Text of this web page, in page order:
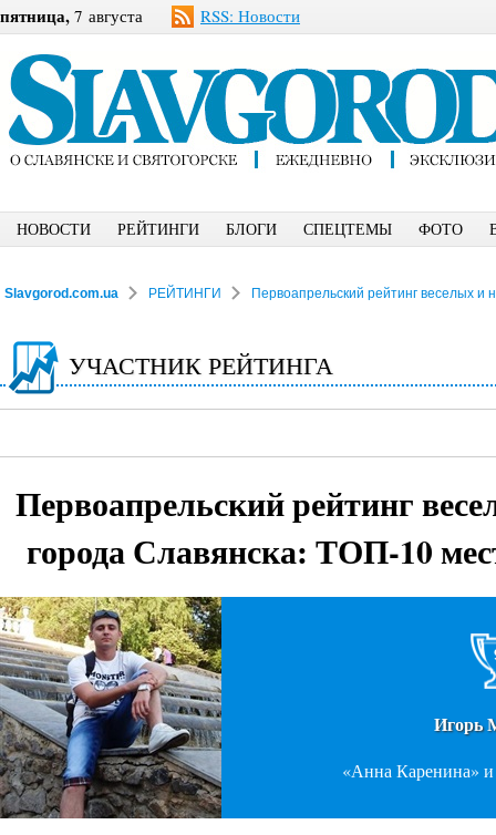
пятница, 7 августа RSS: Новости
НОВОСТИ РЕЙТИНГИ БЛОГИ СПЕЦТЕМЫ ФОТО
Slavgorod.com.ua РЕЙТИНГИ Первоапрельский рейтинг веселых
УЧАСТНИК РЕЙТИНГА
Первоапрельский рейтинг
города Славянска: ТОП-10
Игорь
«Анна Каренина»